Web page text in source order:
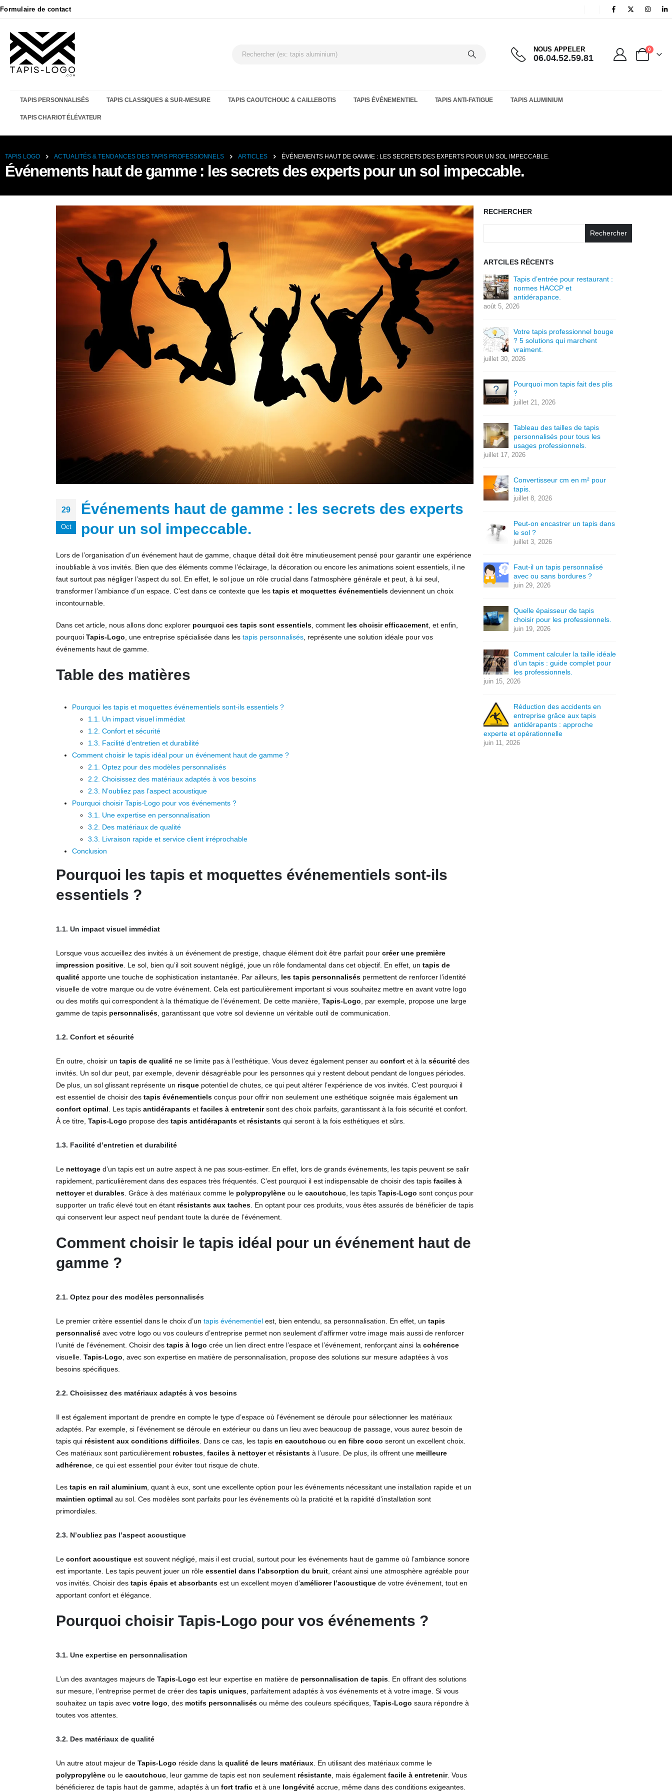
Formulaire de contact
NOUS APPELER
06.04.52.59.81
0
TAPIS PERSONNALISÉS TAPIS CLASSIQUES & SUR-MESURE TAPIS CAOUTCHOUC & CAILLEBOTIS TAPIS ÉVÉNEMENTIEL TAPIS ANTI-FATIGUE TAPIS ALUMINIUM
TAPIS CHARIOT ÉLÉVATEUR
TAPIS LOGO ACTUALITÉS & TENDANCES DES TAPIS PROFESSIONNELS ARTICLES ÉVÉNEMENTS HAUT DE GAMME : LES SECRETS DES EXPERTS POUR UN SOL IMPECCABLE.
Événements haut de gamme : les secrets des experts pour un sol impeccable.
29
Oct
Événements haut de gamme : les secrets des experts
pour un sol impeccable.
Lors de l’organisation d’un événement haut de gamme, chaque détail doit être minutieusement pensé pour garantir une expérience
inoubliable à vos invités. Bien que des éléments comme l’éclairage, la décoration ou encore les animations soient essentiels, il ne
faut surtout pas négliger l’aspect du sol. En effet, le sol joue un rôle crucial dans l’atmosphère générale et peut, à lui seul,
transformer l’ambiance d’un espace. C’est dans ce contexte que les tapis et moquettes événementiels deviennent un choix
incontournable.
Dans cet article, nous allons donc explorer pourquoi ces tapis sont essentiels , comment les choisir efficacement , et enfin,
pourquoi Tapis-Logo , une entreprise spécialisée dans les tapis personnalisés , représente une solution idéale pour vos
événements haut de gamme.
Table des matières
Pourquoi les tapis et moquettes événementiels sont-ils essentiels ?
1.1. Un impact visuel immédiat
1.2. Confort et sécurité
1.3. Facilité d’entretien et durabilité
Comment choisir le tapis idéal pour un événement haut de gamme ?
2.1. Optez pour des modèles personnalisés
2.2. Choisissez des matériaux adaptés à vos besoins
2.3. N’oubliez pas l’aspect acoustique
Pourquoi choisir Tapis-Logo pour vos événements ?
3.1. Une expertise en personnalisation
3.2. Des matériaux de qualité
3.3. Livraison rapide et service client irréprochable
Conclusion
Pourquoi les tapis et moquettes événementiels sont-ils
essentiels ?
1.1. Un impact visuel immédiat
Lorsque vous accueillez des invités à un événement de prestige, chaque élément doit être parfait pour créer une première
impression positive . Le sol, bien qu’il soit souvent négligé, joue un rôle fondamental dans cet objectif. En effet, un tapis de
qualité apporte une touche de sophistication instantanée. Par ailleurs, les tapis personnalisés permettent de renforcer l’identité
visuelle de votre marque ou de votre événement. Cela est particulièrement important si vous souhaitez mettre en avant votre logo
ou des motifs qui correspondent à la thématique de l’événement. De cette manière, Tapis-Logo , par exemple, propose une large
gamme de tapis personnalisés , garantissant que votre sol devienne un véritable outil de communication.
1.2. Confort et sécurité
En outre, choisir un tapis de qualité ne se limite pas à l’esthétique. Vous devez également penser au confort et à la sécurité des
invités. Un sol dur peut, par exemple, devenir désagréable pour les personnes qui y restent debout pendant de longues périodes.
De plus, un sol glissant représente un risque potentiel de chutes, ce qui peut altérer l’expérience de vos invités. C’est pourquoi il
est essentiel de choisir des tapis événementiels conçus pour offrir non seulement une esthétique soignée mais également un
confort optimal . Les tapis antidérapants et faciles à entretenirsont des choix parfaits, garantissant à la fois sécurité et confort.
À ce titre, Tapis-Logo propose des tapis antidérapants et résistants qui seront à la fois esthétiques et sûrs.
1.3. Facilité d’entretien et durabilité
Le nettoyage d’un tapis est un autre aspect à ne pas sous-estimer. En effet, lors de grands événements, les tapis peuvent se salir
rapidement, particulièrement dans des espaces très fréquentés. C’est pourquoi il est indispensable de choisir des tapis faciles à
nettoyeret durables . Grâce à des matériaux comme le polypropylène ou le caoutchouc , les tapis Tapis-Logo sont conçus pour
supporter un trafic élevé tout en étant résistants aux taches . En optant pour ces produits, vous êtes assurés de bénéficier de tapis
qui conservent leur aspect neuf pendant toute la durée de l’événement.
Comment choisir le tapis idéal pour un événement haut de
gamme ?
2.1. Optez pour des modèles personnalisés
Le premier critère essentiel dans le choix d’un tapis événementiel est, bien entendu, sa personnalisation. En effet, un tapis
personnalisé avec votre logo ou vos couleurs d’entreprise permet non seulement d’affirmer votre image mais aussi de renforcer
l’unité de l’événement. Choisir des tapis à logo crée un lien direct entre l’espace et l’événement, renforçant ainsi la cohérence
visuelle. Tapis-Logo , avec son expertise en matière de personnalisation, propose des solutions sur mesure adaptées à vos
besoins spécifiques.
2.2. Choisissez des matériaux adaptés à vos besoins
Il est également important de prendre en compte le type d’espace où l’événement se déroule pour sélectionner les matériaux
adaptés. Par exemple, si l’événement se déroule en extérieur ou dans un lieu avec beaucoup de passage, vous aurez besoin de
tapis qui résistent aux conditions difficiles . Dans ce cas, les tapis en caoutchouc ou en fibre coco seront un excellent choix.
Ces matériaux sont particulièrement robustes faciles à nettoyeret résistants à l’usure. De plus, ils offrent une meilleure
adhérence , ce qui est essentiel pour éviter tout risque de chute.
Les tapis en rail aluminium , quant à eux, sont une excellente option pour les événements nécessitant une installation rapide et un
maintien optimal au sol. Ces modèles sont parfaits pour les événements où la praticité et la rapidité d’installation sont
primordiales.
2.3. N’oubliez pas l’aspect acoustique
Le confort acoustique est souvent négligé, mais il est crucial, surtout pour les événements haut de gamme où l’ambiance sonore
est importante. Les tapis peuvent jouer un rôle essentiel dans l’absorption du bruit , créant ainsi une atmosphère agréable pour
vos invités. Choisir des tapis épais et absorbants est un excellent moyen d’améliorer l’acoustique de votre événement, tout en
apportant confort et élégance.
Pourquoi choisir Tapis-Logo pour vos événements ?
3.1. Une expertise en personnalisation
L’un des avantages majeurs de Tapis-Logo est leur expertise en matière de personnalisation de tapis . En offrant des solutions
sur mesure, l’entreprise permet de créer des tapis uniques , parfaitement adaptés à vos événements et à votre image. Si vous
souhaitez un tapis avec votre logo , des motifs personnalisés ou même des couleurs spécifiques, Tapis-Logo saura répondre à
toutes vos attentes.
3.2. Des matériaux de qualité
Un autre atout majeur de Tapis-Logo réside dans la qualité de leurs matériaux . En utilisant des matériaux comme le
polypropylène ou le caoutchouc , leur gamme de tapis est non seulement résistante , mais également facile à entretenir. Vous
bénéficierez de tapis haut de gamme, adaptés à un fort trafic et à une longévité accrue, même dans des conditions exigeantes.
RECHERCHER
Rechercher
ARTCILES RÉCENTS
Tapis d’entrée pour restaurant :
normes HACCP et
antidérapance.
août 5, 2026
Votre tapis professionnel bouge
? 5 solutions qui marchent
vraiment.
juillet 30, 2026
Pourquoi mon tapis fait des plis
?
juillet 21, 2026
Tableau des tailles de tapis
personnalisés pour tous les
usages professionnels.
juillet 17, 2026
Convertisseur cm en m² pour
tapis.
juillet 8, 2026
Peut-on encastrer un tapis dans
le sol ?
juillet 3, 2026
Faut-il un tapis personnalisé
avec ou sans bordures ?
juin 29, 2026
Quelle épaisseur de tapis
choisir pour les professionnels.
juin 19, 2026
Comment calculer la taille idéale
d’un tapis : guide complet pour
les professionnels.
juin 15, 2026
Réduction des accidents en
entreprise grâce aux tapis
antidérapants : approche
experte et opérationnelle
juin 11, 2026